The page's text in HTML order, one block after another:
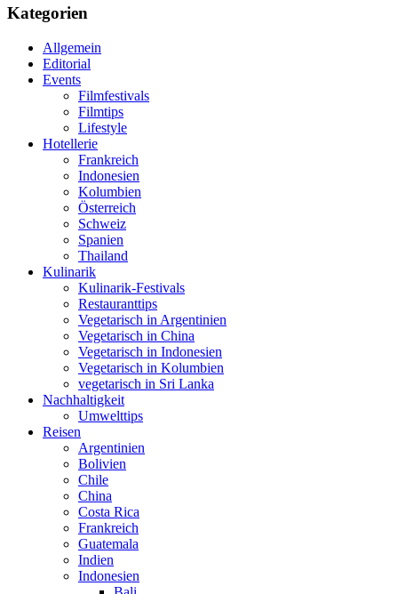
Kategorien
Allgemein
Editorial
Events
Filmfestivals
Filmtips
Lifestyle
Hotellerie
Frankreich
Indonesien
Kolumbien
Österreich
Schweiz
Spanien
Thailand
Kulinarik
Kulinarik-Festivals
Restauranttips
Vegetarisch in Argentinien
Vegetarisch in China
Vegetarisch in Indonesien
Vegetarisch in Kolumbien
vegetarisch in Sri Lanka
Nachhaltigkeit
Umwelttips
Reisen
Argentinien
Bolivien
Chile
China
Costa Rica
Frankreich
Guatemala
Indien
Indonesien